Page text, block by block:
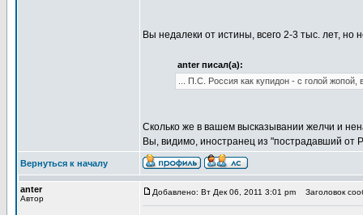
Вы недалеки от истины, всего 2-3 тыс. лет,
anter писал(а):
... П.С. Россия как купидон - с голой
Сколько же в вашем высказывании желчи и
Вы, видимо, иностранец из "пострадавший от
Вернуться к началу
anter
Автор
Добавлено: Вт Дек 06, 2011 3:01 pm Заголовок